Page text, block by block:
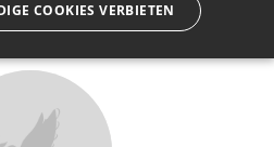
COOKIES VERBIETEN